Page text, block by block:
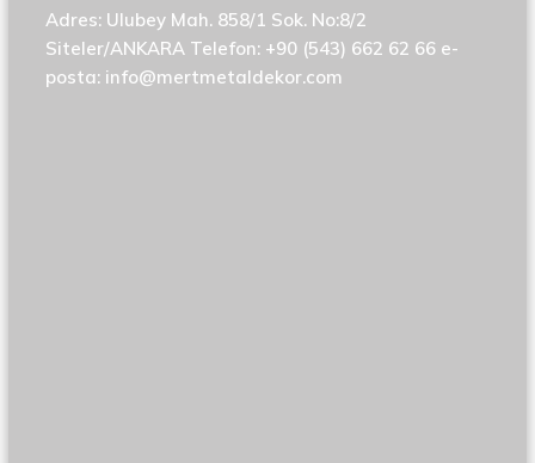
Adres: Ulubey Mah. 858/1 Sok. No:8/2
Siteler/ANKARA Telefon: +90 (543) 662 62 66 e-
posta: info@mertmetaldekor.com